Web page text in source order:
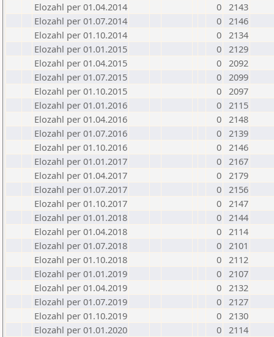
Elozahl per 01.04.2014
0 2143
Elozahl per 01.07.2014
0 2146
Elozahl per 01.10.2014
0 2134
Elozahl per 01.01.2015
0 2129
Elozahl per 01.04.2015
0 2092
Elozahl per 01.07.2015
0 2099
Elozahl per 01.10.2015
0 2097
Elozahl per 01.01.2016
0 2115
Elozahl per 01.04.2016
0 2148
Elozahl per 01.07.2016
0 2139
Elozahl per 01.10.2016
0 2146
Elozahl per 01.01.2017
0 2167
Elozahl per 01.04.2017
0 2179
Elozahl per 01.07.2017
0 2156
Elozahl per 01.10.2017
0 2147
Elozahl per 01.01.2018
0 2144
Elozahl per 01.04.2018
0 2114
Elozahl per 01.07.2018
0 2101
Elozahl per 01.10.2018
0 2112
Elozahl per 01.01.2019
0 2107
Elozahl per 01.04.2019
0 2132
Elozahl per 01.07.2019
0 2127
Elozahl per 01.10.2019
0 2130
Elozahl per 01.01.2020
0 2114